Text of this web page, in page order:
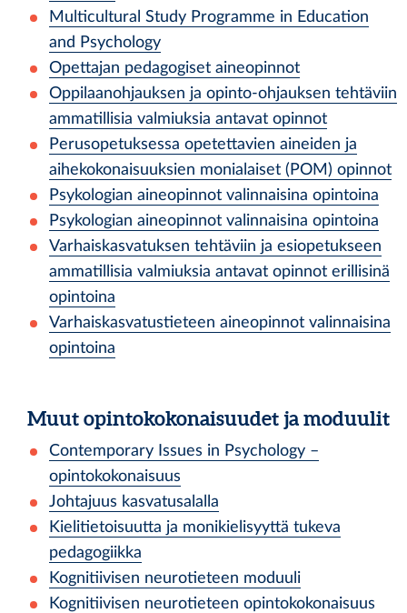
Multicultural Study Programme in Education
and Psychology
Opettajan pedagogiset aineopinnot
Oppilaanohjauksen ja opinto-ohjauksen tehtäviin
ammatillisia valmiuksia antavat opinnot
Perusopetuksessa opetettavien aineiden ja
aihekokonaisuuksien monialaiset (POM) opinnot
Psykologian aineopinnot valinnaisina opintoina
Psykologian aineopinnot valinnaisina opintoina
Varhaiskasvatuksen tehtäviin ja esiopetukseen
ammatillisia valmiuksia antavat opinnot erillisinä
opintoina
Varhaiskasvatustieteen aineopinnot valinnaisina
opintoina
Muut opintokokonaisuudet ja moduulit
Contemporary Issues in Psychology –
opintokokonaisuus
Johtajuus kasvatusalalla
Kielitietoisuutta ja monikielisyyttä tukeva
pedagogiikka
Kognitiivisen neurotieteen moduuli
Kognitiivisen neurotieteen opintokokonaisuus